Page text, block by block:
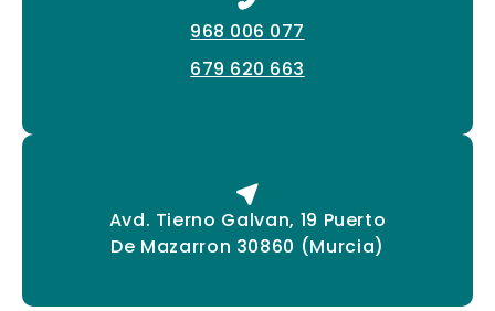
968 006 077
679 620 663
Avd. Tierno Galvan, 19 Puerto
De Mazarron 30860 (Murcia)